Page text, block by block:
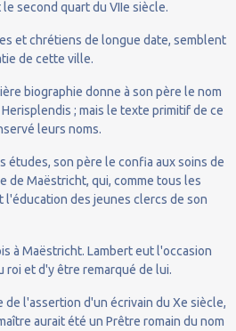
second quart du VIIe siècle.
et chrétiens de longue date, semblent
de cette ville.
biographie donne à son père le nom
; mais le texte primitif de ce
leurs noms.
études, son père le confia aux soins de
de Maëstricht, qui, comme tous les
des jeunes clercs de son
à Maëstricht. Lambert eut l'occasion
roi et d'y être remarqué de lui.
l'assertion d'un écrivain du Xe siècle,
aurait été un Prêtre romain du nom